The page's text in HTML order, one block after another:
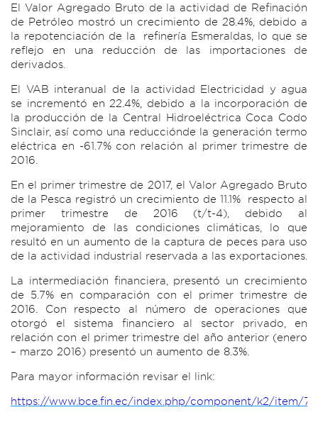
El Valor Agregado Bruto de la actividad de Refinación
de Petróleo mostró un crecimiento de 28.4%, debido a
la repotenciación de la refinería Esmeraldas, lo que se
reflejo en una reducción de las importaciones de
derivados.
El VAB interanual de la actividad Electricidad y agua
se incrementó en 22.4%, debido a la incorporación de
la producción de la Central Hidroeléctrica Coca Codo
Sinclair, así como una reducciónde la generación termo
eléctrica en -61.7% con relación al primer trimestre de
2016.
En el primer trimestre de 2017, el Valor Agregado Bruto
de la Pesca registró un crecimiento de 11.1% respecto al
primer trimestre de 2016 (t/t-4), debido al
mejoramiento de las condiciones climáticas, lo que
resultó en un aumento de la captura de peces para uso
de la actividad industrial reservada a las exportaciones.
La intermediación financiera, presentó un crecimiento
de 5.7% en comparación con el primer trimestre de
2016. Con respecto al número de operaciones que
otorgó el sistema financiero al sector privado, en
relación con el primer trimestre del año anterior (enero
– marzo 2016) presentó un aumento de 8.3%.
Para mayor información revisar el link:
https://www.bce.fin.ec/index.php/component/k2/item/